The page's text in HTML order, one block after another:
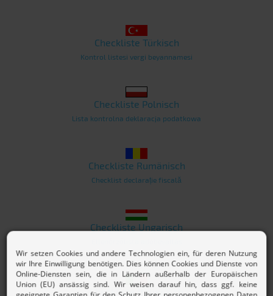
Checkliste Türkisch
Kontrol listesi vergi beyannamesi
Checkliste Polnisch
Lista kontrolna deklaracja podatkowa
Checkliste Rumänisch
Checklist declarație fiscală
Checkliste Ungarisch
Checkliste Italienisch